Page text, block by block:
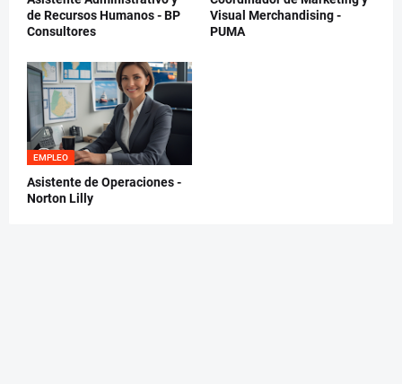
de Recursos Humanos - BP
Consultores
Visual Merchandising -
PUMA
EMPLEO
Asistente de Operaciones -
Norton Lilly